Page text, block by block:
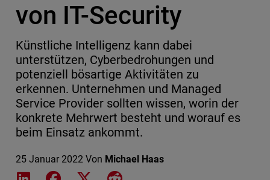
von IT-Security
Künstliche Intelligenz kann dabei
unterstützen, Cyberbedrohungen und
potenziell bösartige Aktivitäten zu
erkennen. Unternehmen und Managed
Service Provider sollten wissen, worin der
konkrete Mehrwert besteht und worauf es
beim Einsatz ankommt.
25 Januar 2022 Von Michael Haas
Share on LinkedIn
Share on Facebook
Share on XShare on Reddit